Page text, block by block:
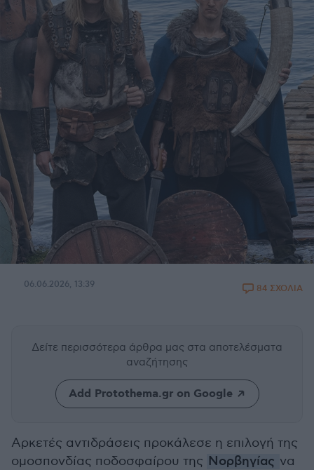
06.06.2026, 13:39 84 ΣΧΟΛΙΑ
Δείτε περισσότερα άρθρα μας στα αποτελέσματα
αναζήτησης
Add Protothema.gr on Google
Αρκετές αντιδράσεις προκάλεσε η επιλογή της
ομοσπονδίας ποδοσφαίρου της Νορβηγίας να